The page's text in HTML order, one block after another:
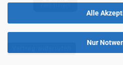
Alle
Nur